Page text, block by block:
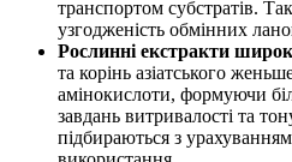
транспортом субстратів.
узгодженість обмінних
Рослинні екстракти
та корінь азіатського
амінокислоти, формуючи
завдань витривалості та
підбираються з